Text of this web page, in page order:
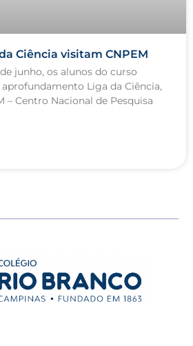
Ciência visitam CNPEM
junho, os alunos do curso
Liga da Ciência,
– Centro Nacional de Pesquisa